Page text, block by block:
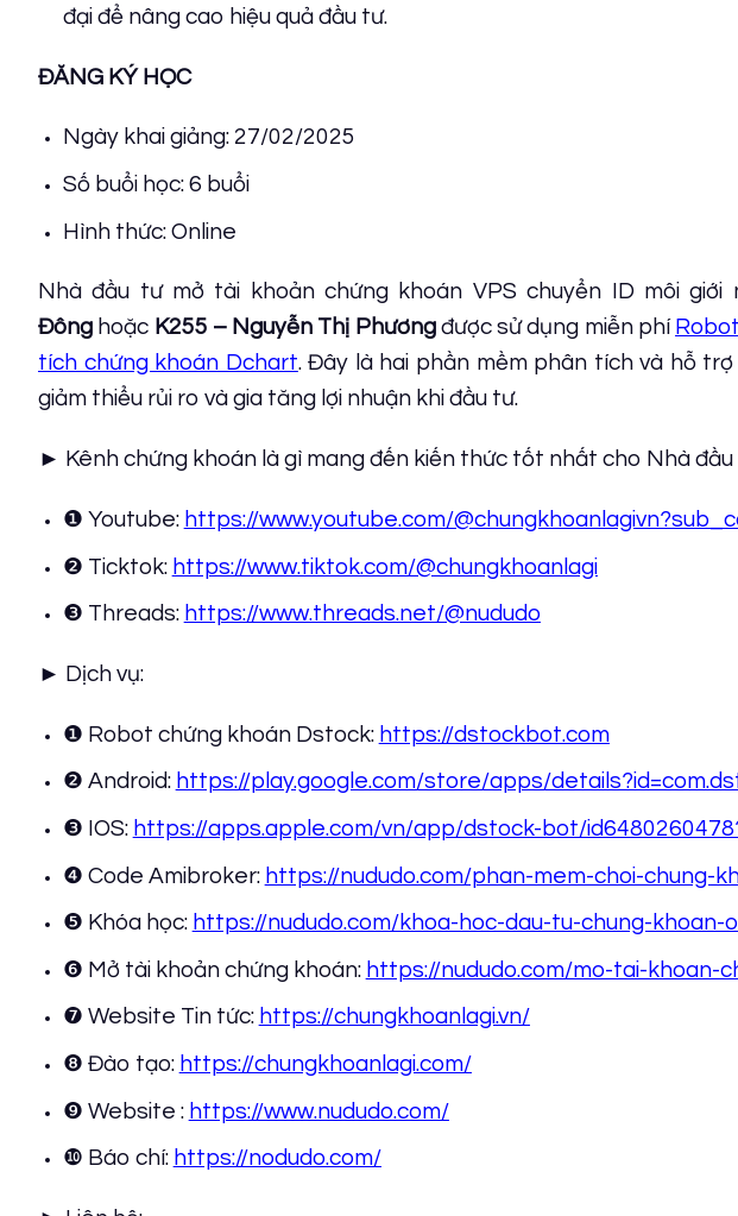
đại để nâng cao hiệu quả đầu tư.
ĐĂNG KÝ HỌC
Ngày khai giảng: 27/02/2025
Số buổi học: 6 buổi
Hình thức: Online
Nhà đầu tư mở tài khoản chứng khoán VPS chuyển ID môi giới
Đông hoặc K255 – Nguyễn Thị Phươngđược sử dụng miễn phí
tích chứng khoán Dchart. Đây là hai phần mềm phân tích và hỗ
giảm thiểu rủi ro và gia tăng lợi nhuận khi đầu tư.
► Kênh chứng khoán là gì mang đến kiến thức tốt nhất cho Nhà đầu
❶ Youtube: https://www.youtube.com/
❷ Ticktok: https://www.tiktok.com/@chungkhoanlagi
❸ Threads: https://www.threads.net/@nududo
► Dịch vụ:
❶ Robot chứng khoán Dstock: https://dstockbot.com
❷ Android: https://play.google.com/store/apps/
❸ IOS: https://apps.apple.com/vn/app/dstock-bot/
❹ Code Amibroker: https://nududo.com/phan-mem-choi-chung-
❺ Khóa học: https://nududo.com/khoa-hoc-dau-tu-chung-khoan-
❻ Mở tài khoản chứng khoán: https://nududo.com/mo-tai-khoan-
❼ Website Tin tức: https://chungkhoanlagi.vn/
❽ Đào tạo: https://chungkhoanlagi.com/
❾ Website : https://www.nududo.com/
❿ Báo chí: https://nodudo.com/